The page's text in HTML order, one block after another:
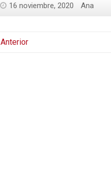
16 noviembre, 2020 Ana
Anterior